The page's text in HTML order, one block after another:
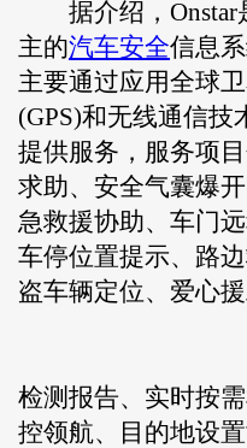
据介绍，Onstar
主的汽车安全信息
主要通过应用全球
(GPS)和无线通信技
提供服务，服务项
求助、安全气囊爆
急救援协助、车门
车停位置提示、路
盗车辆定位、爱心
检测报告、实时按
控领航、目的地设